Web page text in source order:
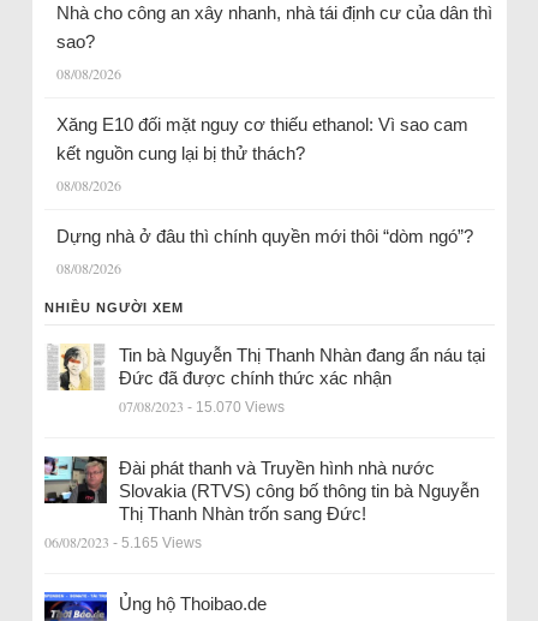
Nhà cho công an xây nhanh, nhà tái định cư của dân thì
sao?
08/08/2026
Xăng E10 đối mặt nguy cơ thiếu ethanol: Vì sao cam
kết nguồn cung lại bị thử thách?
08/08/2026
Dựng nhà ở đâu thì chính quyền mới thôi “dòm ngó”?
08/08/2026
NHIỀU NGƯỜI XEM
Tin bà Nguyễn Thị Thanh Nhàn đang ẩn náu tại
Đức đã được chính thức xác nhận
07/08/2023 - 15.070 Views
Đài phát thanh và Truyền hình nhà nước
Slovakia (RTVS) công bố thông tin bà Nguyễn
Thị Thanh Nhàn trốn sang Đức!
06/08/2023 - 5.165 Views
Ủng hộ Thoibao.de